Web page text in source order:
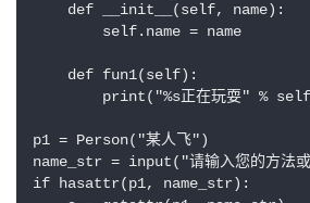
    def __init__(self, name):
        self.name = name
    def fun1(self):
print("%s正在玩耍" %
p1 = Person("某人飞")
name_str = input("请输入您的方
if hasattr(p1, name_str):